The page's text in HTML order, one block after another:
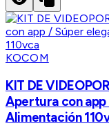
KOCOM
KIT DE
Apertura con
Alimentación